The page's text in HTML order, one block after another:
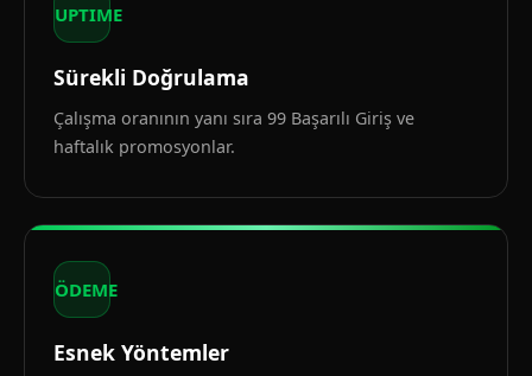
UPTIME
Sürekli Doğrulama
Çalışma oranının yanı sıra 99 Başarılı Giriş ve
haftalık promosyonlar.
ÖDEME
Esnek Yöntemler